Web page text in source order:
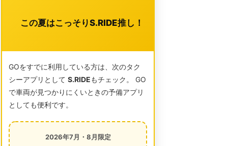
この夏はこっそりS.RIDE推し！
GOをすでに利用している方は、次のタク
シーアプリとしてS.RIDEもチェック。 GO
で車両が見つかりにくいときの予備アプリ
としても便利です。
2026年7月・8月限定